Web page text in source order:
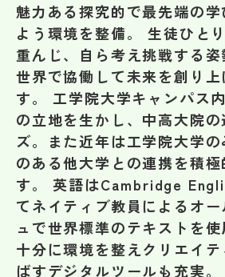
その他
お問い合わせ
個人情報保護方針
サイトマップ
運営会社
魅力ある探究的で最先端の
よう環境を整備。 生徒ひと
重んじ、自ら考え挑戦する
世界で協働して未来を創り
す。 工学院大学キャンパス
の立地を生かし、中高大院
ズ。また近年は工学院大学
のある他大学との連携を積
す。 英語はCambridge
てネイティブ教員によるオ
ュで世界標準のテキストを
十分に環境を整えクリエイ
ばすデジタルツールも充実